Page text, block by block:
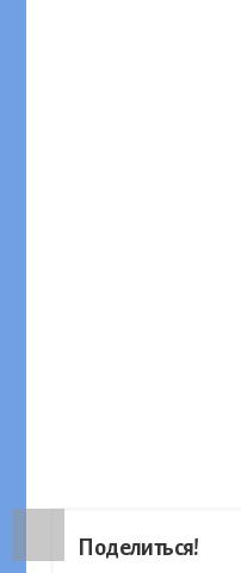
Поделиться!